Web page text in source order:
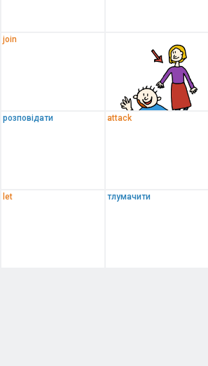
join
розповідати attack
let тлумачити